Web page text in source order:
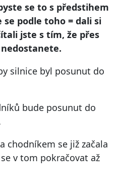
se to s předstihem
podle toho = dali si
jste s tím, že přes
silnice byl posunut do
bude posunut do
chodníkem se již začala
v tom pokračovat až